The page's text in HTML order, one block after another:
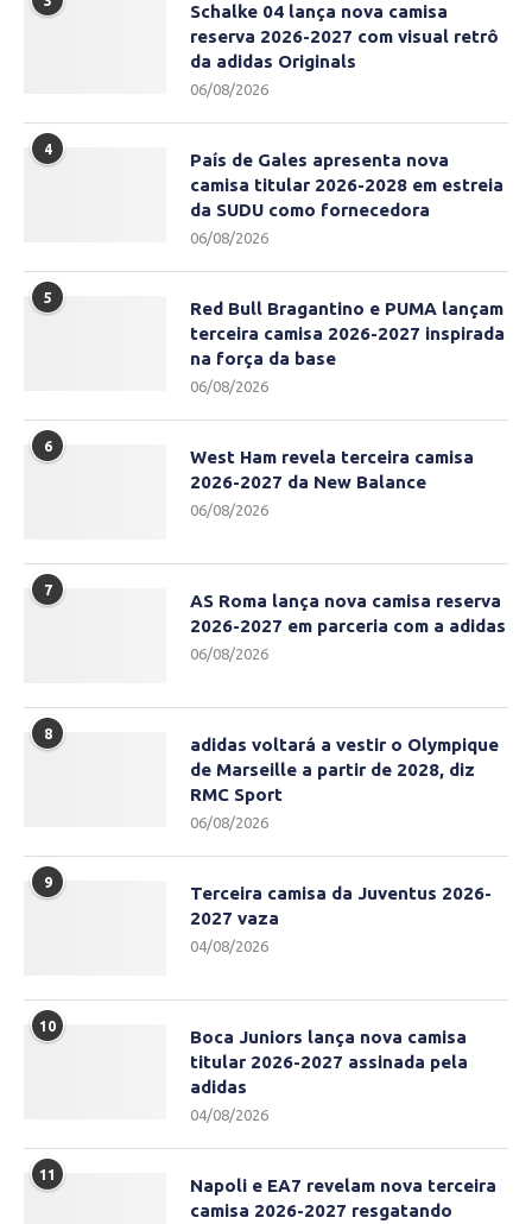
Schalke 04 lança nova camisa
reserva 2026-2027 com visual retrô
da adidas Originals
06/08/2026
4
País de Gales apresenta nova
camisa titular 2026-2028 em estreia
da SUDU como fornecedora
06/08/2026
5
Red Bull Bragantino e PUMA lançam
terceira camisa 2026-2027 inspirada
na força da base
06/08/2026
6
West Ham revela terceira camisa
2026-2027 da New Balance
06/08/2026
7
AS Roma lança nova camisa reserva
2026-2027 em parceria com a adidas
06/08/2026
8
adidas voltará a vestir o Olympique
de Marseille a partir de 2028, diz
RMC Sport
06/08/2026
9
Terceira camisa da Juventus 2026-
2027 vaza
04/08/2026
10
Boca Juniors lança nova camisa
titular 2026-2027 assinada pela
adidas
04/08/2026
11
Napoli e EA7 revelam nova terceira
camisa 2026-2027 resgatando